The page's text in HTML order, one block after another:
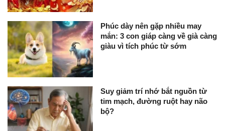
Phúc dày nên gặp nhiều may
mắn: 3 con giáp càng về già càng
giàu vì tích phúc từ sớm
Suy giảm trí nhớ bắt nguồn từ
tim mạch, đường ruột hay não
bộ?